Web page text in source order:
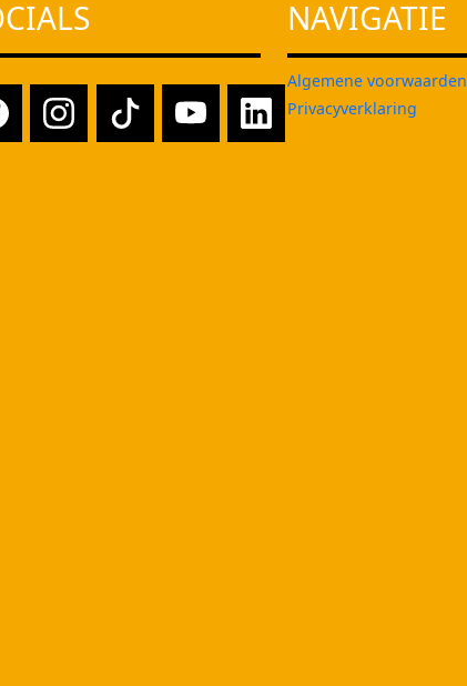
NAVIGATIE
Algemene voorwaarden
Privacyverklaring